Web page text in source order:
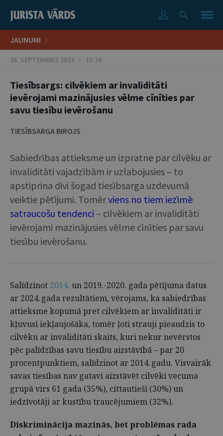
JAUNUMI
26. SEPTEMBRIS 2024 • 15:16
Tiesībsargs: cilvēkiem ar invaliditāti
ievērojami mazinājusies vēlme cīnīties par
savu tiesību ievērošanu
TIESĪBSARGA BIROJS
Sabiedrības attieksme un izpratne par cilvēku ar
invaliditāti vajadzībām ir uzlabojusies – to
apstiprina divi šogad tiesībsarga uzdevumā
veiktie pētījumi. Tomērviens no tiem iezīmē
satraucošu tendenci – cilvēkiem ar invaliditāti
ievērojami mazinājusies vēlme cīnīties par savu
tiesību ievērošanu.
Salīdzinot 2014. un 2019.-2020. gada pētījuma datus
ar 2024. gada rezultātiem, vērojams, ka sabiedrības
attieksme kopumā pret cilvēkiem ar invaliditāti ir
kļuvusi iekļaujošāka, tomēr ļoti strauji pieaudzis to
cilvēku ar invaliditāti skaits, kuri nekur nevērstos
pēc palīdzības savu tiesību aizstāvībā – par 20
procentpunktiem, salīdzinot ar 2014. gadu. Visvairāk
savas tiesības nav gatavi aizstāvēt cilvēki vecuma
grupā virs 61 gada (35%), cittautieši (30%) un
iedzīvotāji ar kustību traucējumiem (32%).
Diskriminācija mazinās, bet problēmas rada